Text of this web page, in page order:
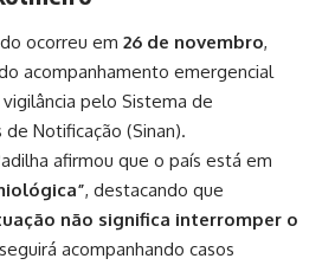
ocorreu em 26 de novembro,
acompanhamento emergencial
pelo Sistema de
Notificação (Sinan).
afirmou que o país está em
, destacando que
não significa interromper o
acompanhando casos